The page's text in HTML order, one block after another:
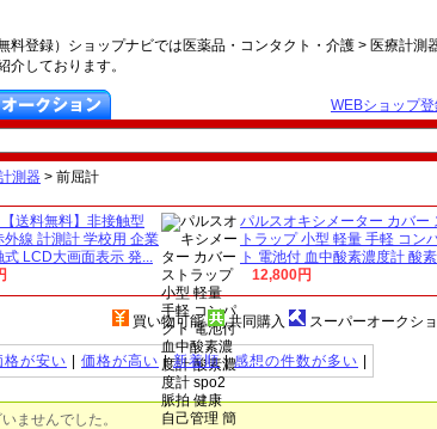
料登録）ショップナビでは医薬品・コンタクト・介護 > 医療計
介しております。
WEBショップ
測器 > 前屈計
【送料無料】非接触型
外線 計測計 学校用 企業
式 LCD大画面表示 発...
パルスオキシメーター カバー
トラップ 小型 軽量 手軽 コン
ト 電池付 血中酸素濃度計 酸
12,800円
買い物可能 共同購入 スーパーオークシ
格が安い 価格が高い |新着順|感想の件数が多い
ませんでした。